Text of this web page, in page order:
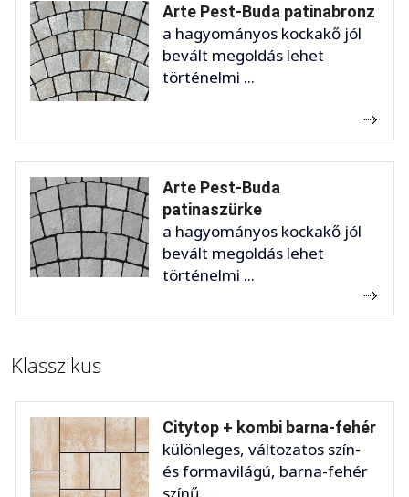
Arte Pest-Buda patinabronz
a hagyományos kockakő jól
bevált megoldás lehet
történelmi ...
Arte Pest-Buda
patinaszürke
a hagyományos kockakő jól
bevált megoldás lehet
történelmi ...
Klasszikus
Citytop + kombi barna-fehér
különleges, változatos szín-
és formavilágú, barna-fehér
színű, ...